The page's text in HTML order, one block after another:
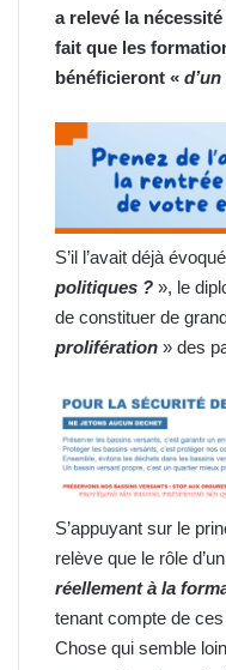
a relevé la
fait que les
bénéficieront «
S’il l’avait déjà
politiques ? », le
de constituer de
prolifération » des
S’appuyant sur le
relève que le rôle
réellement à la
tenant compte de
Chose qui semble